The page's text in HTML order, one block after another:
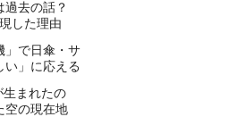
過去の話？
した理由
」で日傘・サ
」に応える
生まれたの
の現在地